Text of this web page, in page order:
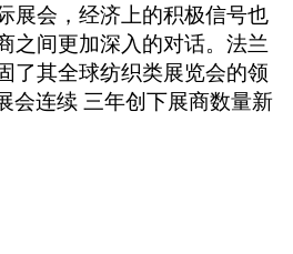
展会，经济上的积极信号也
之间更加深入的对话。法兰
了其全球纺织类展览会的领
会连续 三年创下展商数量新